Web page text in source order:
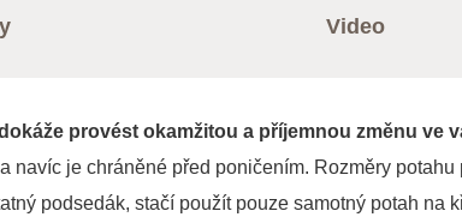
Video
provést okamžitou a příjemnou změnu ve
je chráněné před poničením. Rozměry
podsedák, stačí použít pouze samotný potah na